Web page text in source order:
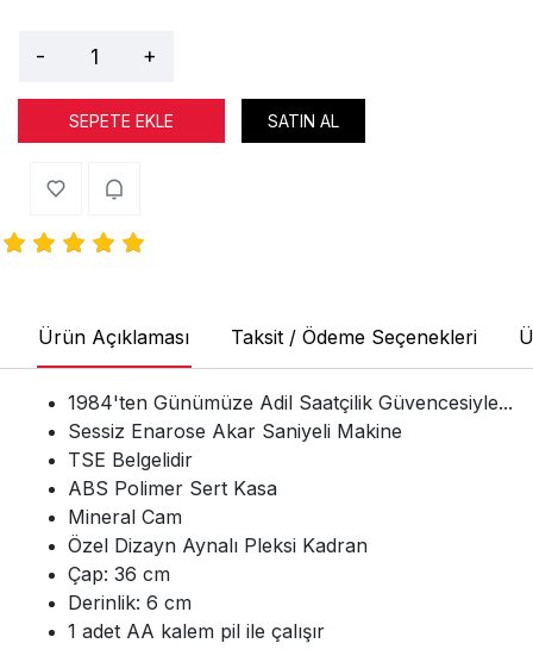
- +
SEPETE EKLE SATIN AL
Ürün Açıklaması Taksit / Ödeme Seçenekleri
1984'ten Günümüze Adil Saatçilik Güvencesiyle...
Sessiz Enarose Akar Saniyeli Makine
TSE Belgelidir
ABS Polimer Sert Kasa
Mineral Cam
Özel Dizayn Aynalı Pleksi Kadran
Çap: 36 cm
Derinlik: 6 cm
1 adet AA kalem pil ile çalışır